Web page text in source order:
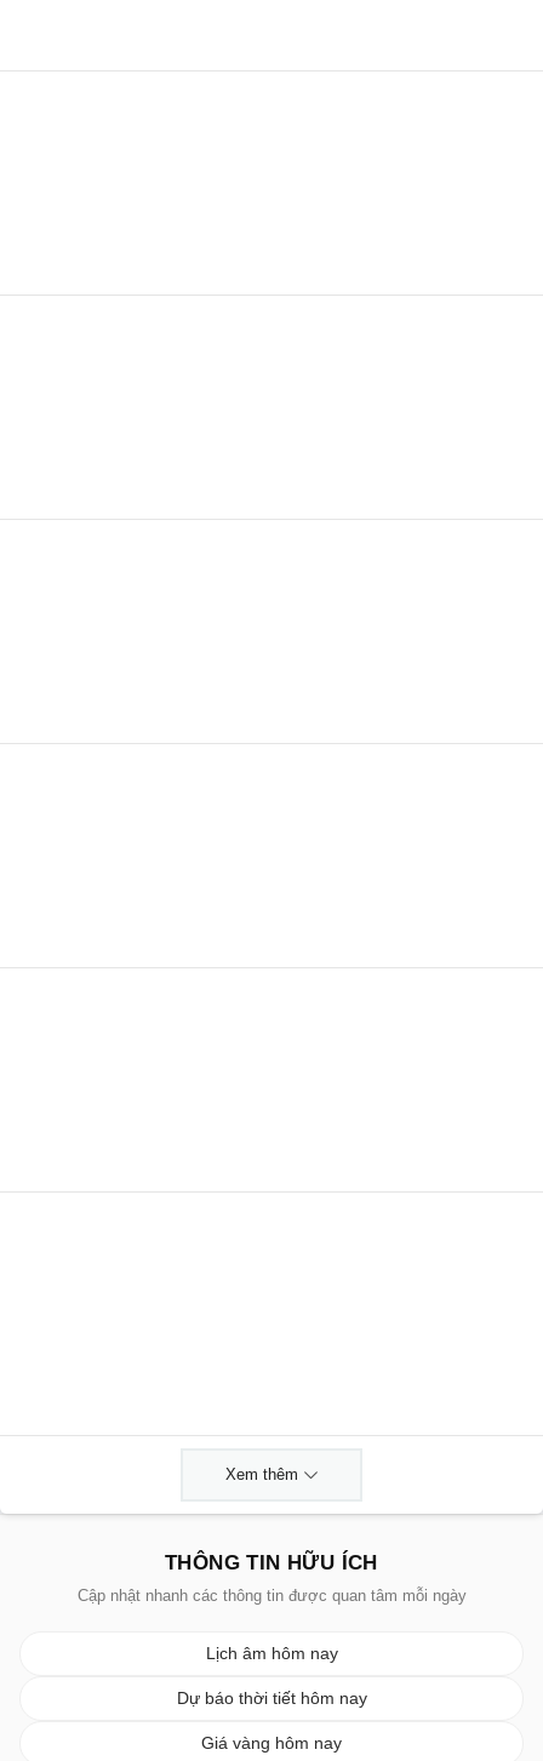
Xem thêm
THÔNG TIN HỮU ÍCH
Cập nhật nhanh các thông tin được quan tâm mỗi ngày
Lịch âm hôm nay
Dự báo thời tiết hôm nay
Giá vàng hôm nay